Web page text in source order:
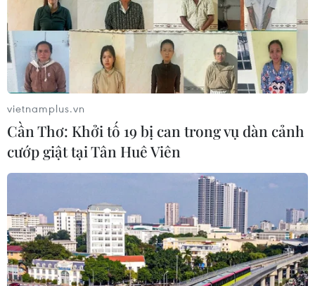
phục vụ tới hơn 4.000 bệnh nhân.
Tình hình dịch bệnh COVID-19 khu vực
vietnamplus.vn
Cần Thơ: Khởi tố 19 bị can trong vụ dàn cảnh
cướp giật tại Tân Huê Viên